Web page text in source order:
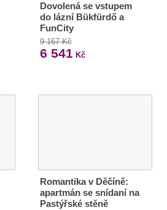
Dovolená se vstupem
do lázní Bükfürdő a
FunCity
9 167 Kč
6 541 Kč
Romantika v Děčíně:
apartmán se snídaní na
Pastýřské stěně